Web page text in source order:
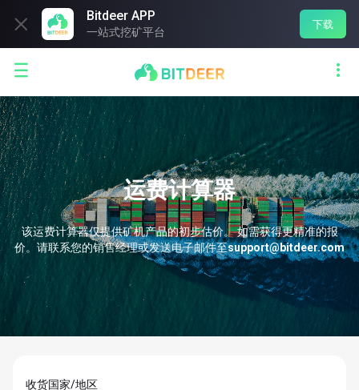

Bitdeer APP
一站式挖矿平台
下载
 
运费计算器
该运费计算器仅提供矿机产品的初步估价。 如需获得更精准的报
价。请联系您的销售经理或发送电子邮件至support@bitdeer.com
收货国家/地区